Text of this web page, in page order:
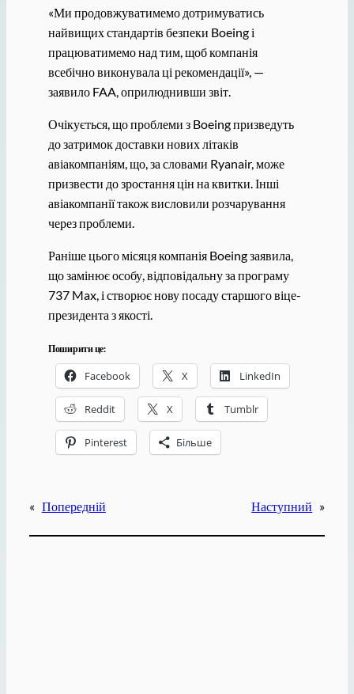
«Ми продовжуватимемо дотримуватись
найвищих стандартів безпеки Boeing і
працюватимемо над тим, щоб компанія
всебічно виконувала ці рекомендації», —
заявило FAA, оприлюднивши звіт.
Очікується, що проблеми з Boeing призведуть
до затримок доставки нових літаків
авіакомпаніям, що, за словами Ryanair, може
призвести до зростання цін на квитки. Інші
авіакомпанії також висловили розчарування
через проблеми.
Раніше цього місяця компанія Boeing заявила,
що замінює особу, відповідальну за програму
737 Max, і створює нову посаду старшого віце-
президента з якості.
Поширити це:
Facebook X LinkedIn
Reddit X Tumblr
Pinterest Більше
« Попередній Наступний »